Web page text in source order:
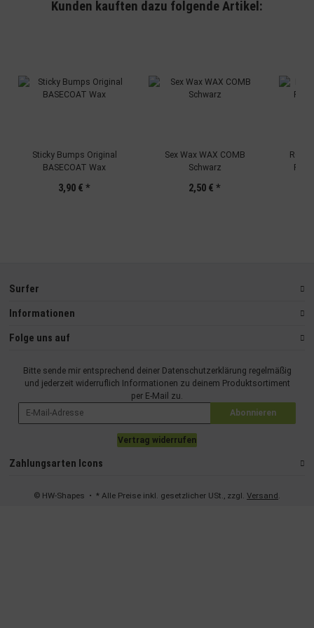
Kunden kauften dazu folgende Artikel:
Sticky Bumps Original
BASECOAT Wax
3,90 € *
Sex Wax WAX COMB
Schwarz
2,50 € *
Surfer
Informationen
Folge uns auf
Bitte sende mir entsprechend deiner Datenschutzerklärung regelmäßig
und jederzeit widerruflich Informationen zu deinem Produktsortiment
per E-Mail zu.
Abonnieren
Vertrag widerrufen
Zahlungsarten Icons
© HW-Shapes • * Alle Preise inkl. gesetzlicher USt., zzgl. Versand